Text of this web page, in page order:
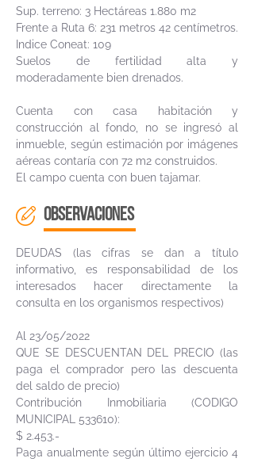
Sup. terreno: 3 Hectáreas 1.880 m2
Frente a Ruta 6: 231 metros 42 centímetros.
Indice Coneat: 109
Suelos de fertilidad alta y
moderadamente bien drenados.
Cuenta con casa habitación y
construcción al fondo, no se ingresó al
inmueble, según estimación por imágenes
aéreas contaría con 72 m2 construidos.
El campo cuenta con buen tajamar.
OBSERVACIONES
DEUDAS (las cifras se dan a título
informativo, es responsabilidad de los
interesados hacer directamente la
consulta en los organismos respectivos)
Al 23/05/2022
QUE SE DESCUENTAN DEL PRECIO (las
paga el comprador pero las descuenta
del saldo de precio)
Contribución Inmobiliaria (CODIGO
MUNICIPAL 533610):
$ 2.453.-
Paga anualmente según último ejercicio 4